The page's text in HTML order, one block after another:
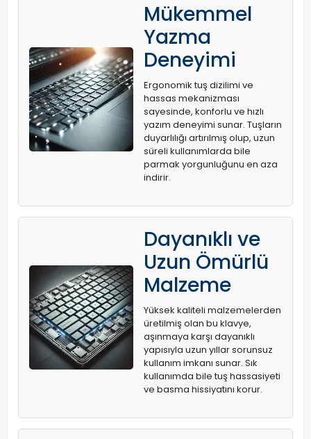
Mükemmel
Yazma
Deneyimi
Ergonomik tuş dizilimi ve
hassas mekanizması
sayesinde, konforlu ve hızlı
yazım deneyimi sunar. Tuşların
duyarlılığı artırılmış olup, uzun
süreli kullanımlarda bile
parmak yorgunluğunu en aza
indirir.
Dayanıklı ve
Uzun Ömürlü
Malzeme
Yüksek kaliteli malzemelerden
üretilmiş olan bu klavye,
aşınmaya karşı dayanıklı
yapısıyla uzun yıllar sorunsuz
kullanım imkanı sunar. Sık
kullanımda bile tuş hassasiyeti
ve basma hissiyatını korur.